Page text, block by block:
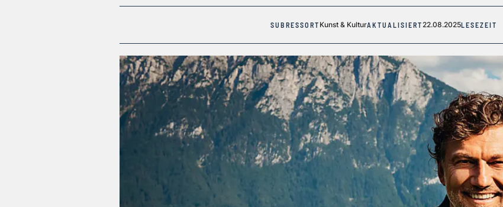
SUBRESSORT Kunst & KulturAKTUALISIERT22.08.2025LESEZEIT